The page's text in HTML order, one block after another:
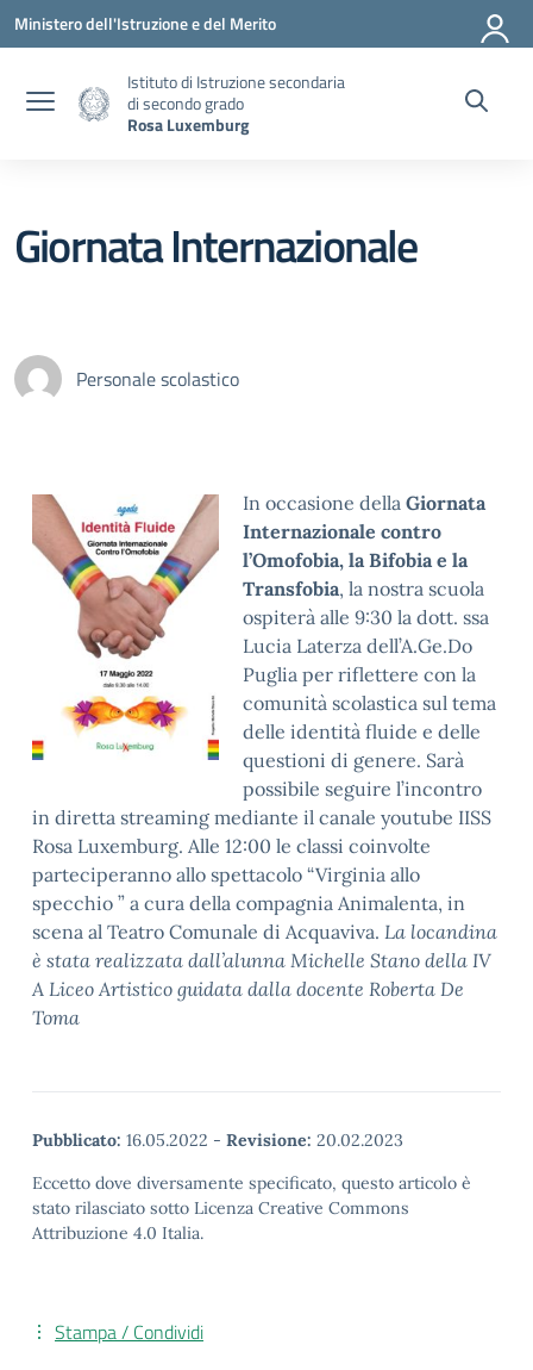
Vai ai contenuti
Vai al menu di navigazione
Vai al footer
Ministero dell'Istruzione e del Merito
Istituto di Istruzione secondaria
di secondo grado
Rosa Luxemburg
Giornata Internazionale
Personale scolastico
In occasione della Giornata
Internazionale contro
l’Omofobia, la Bifobia e la
Transfobia, la nostra scuola
ospiterà alle 9:30 la dott. ssa
Lucia Laterza dell’A.Ge.Do
Puglia per riflettere con la
comunità scolastica sul tema
delle identità fluide e delle
questioni di genere. Sarà
possibile seguire l’incontro
in diretta streaming mediante il canale youtube IISS
Rosa Luxemburg. Alle 12:00 le classi coinvolte
parteciperanno allo spettacolo “Virginia allo
specchio ” a cura della compagnia Animalenta, in
scena al Teatro Comunale di Acquaviva. La locandina
è stata realizzata dall’alunna Michelle Stano della IV
A Liceo Artistico guidata dalla docente Roberta De
Toma
Pubblicato: 16.05.2022 - Revisione: 20.02.2023
Eccetto dove diversamente specificato, questo articolo è
stato rilasciato sotto Licenza Creative Commons
Attribuzione 4.0 Italia.
Stampa / Condividi